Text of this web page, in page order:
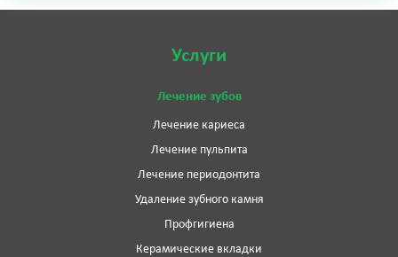
Услуги
Лечение зубов
Лечение кариеса
Лечение пульпита
Лечение периодонтита
Удаление зубного камня
Профгигиена
Керамические вкладки